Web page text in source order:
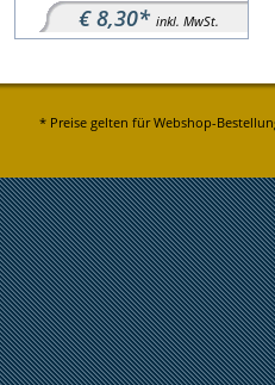
€ 8,30* inkl. MwSt.
* Preise gelten für Webshop-